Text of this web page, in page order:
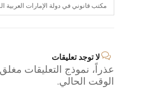
مكتب قانوني في دولة الإمارات العربية
لا توجد تعليقات
عذراً، نموذج التعليقات
الوقت الحالي.